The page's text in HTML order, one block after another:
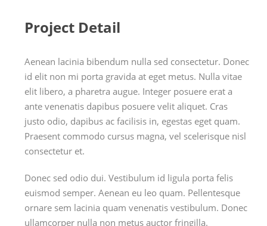
Project Detail
Aenean lacinia bibendum nulla sed consectetur. Donec
id elit non mi porta gravida at eget metus. Nulla vitae
elit libero, a pharetra augue. Integer posuere erat a
ante venenatis dapibus posuere velit aliquet. Cras
justo odio, dapibus ac facilisis in, egestas eget quam.
Praesent commodo cursus magna, vel scelerisque nisl
consectetur et.
Donec sed odio dui. Vestibulum id ligula porta felis
euismod semper. Aenean eu leo quam. Pellentesque
ornare sem lacinia quam venenatis vestibulum. Donec
ullamcorper nulla non metus auctor fringilla.